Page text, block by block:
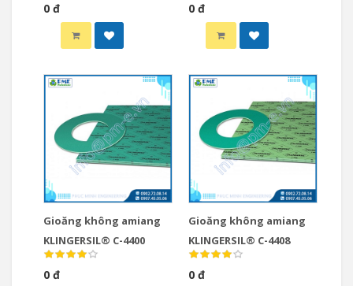
0 đ 0 đ
Gioăng không amiang
KLINGERSIL® C-4400
0 đ
Gioăng không amiang
KLINGERSIL® C-4408
0 đ